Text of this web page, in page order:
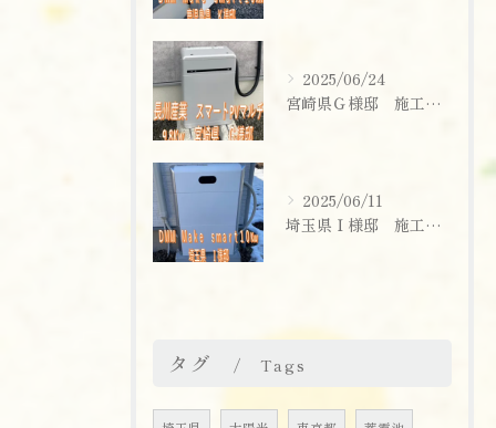
2025/06/24
宮崎県Ｇ様邸 施工実績
2025/06/11
埼玉県Ｉ様邸 施工実績
タグ Tags
お問い合わせはこちら